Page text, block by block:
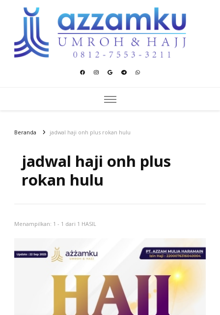
Azzamku Umroh dan Hajj
Beranda jadwal haji onh plus rokan hulu
jadwal haji onh plus
rokan hulu
Menampilkan: 1 - 1 dari 1 HASIL